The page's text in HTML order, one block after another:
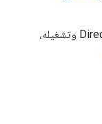
للتعرّف على كيفية إعداد تطبيق Directory API وتشغيله،